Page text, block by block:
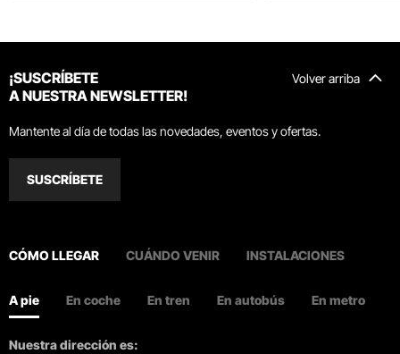
Volver arriba
¡SUSCRÍBETE
A NUESTRA NEWSLETTER!
Mantente al día de todas las novedades, eventos y ofertas.
SUSCRÍBETE
CÓMO LLEGAR CUÁNDO VENIR INSTALACIONES
A pie En coche En tren En autobús En metro
Nuestra dirección es: